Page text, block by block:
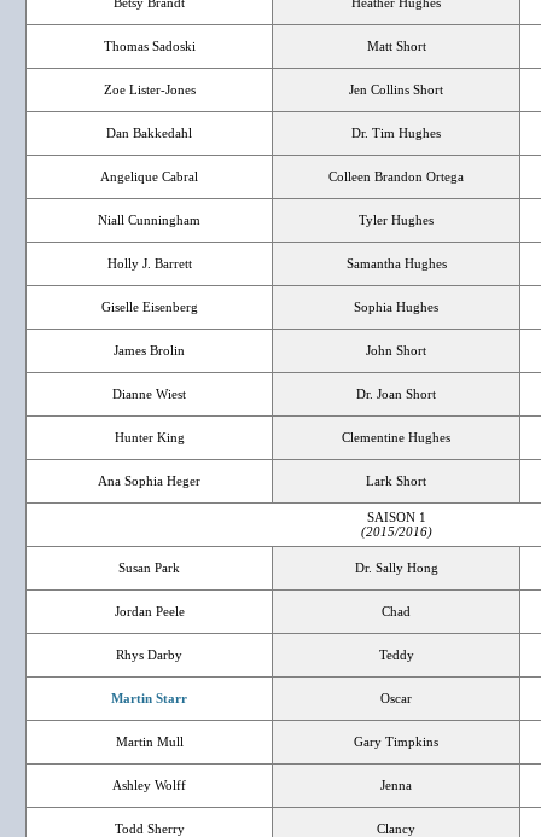
Thomas Sadoski Matt Short
Zoe Lister-Jones Jen Collins Short
Dan Bakkedahl Dr. Tim Hughes
Angelique Cabral Colleen Brandon Ortega
Niall Cunningham Tyler Hughes
Holly J. Barrett Samantha Hughes
Giselle Eisenberg Sophia Hughes
James Brolin John Short
Dianne Wiest Dr. Joan Short
Hunter King Clementine Hughes
Ana Sophia Heger Lark Short
SAISON 1
(2015/2016)
Susan Park Dr. Sally Hong
Jordan Peele Chad
Rhys Darby Teddy
Martin Starr Oscar
Martin Mull Gary Timpkins
Ashley Wolff Jenna
Todd Sherry Clancy